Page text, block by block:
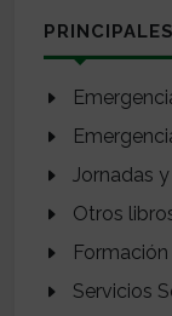
Jornadas
Otros
Formación
Servicios